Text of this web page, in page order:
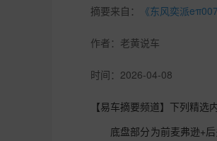
摘要来自： 《东风奕派
作者： 老黄说车
时间： 2026-04-08
【易车摘要频道】下列精
底盘部分为前麦弗逊+